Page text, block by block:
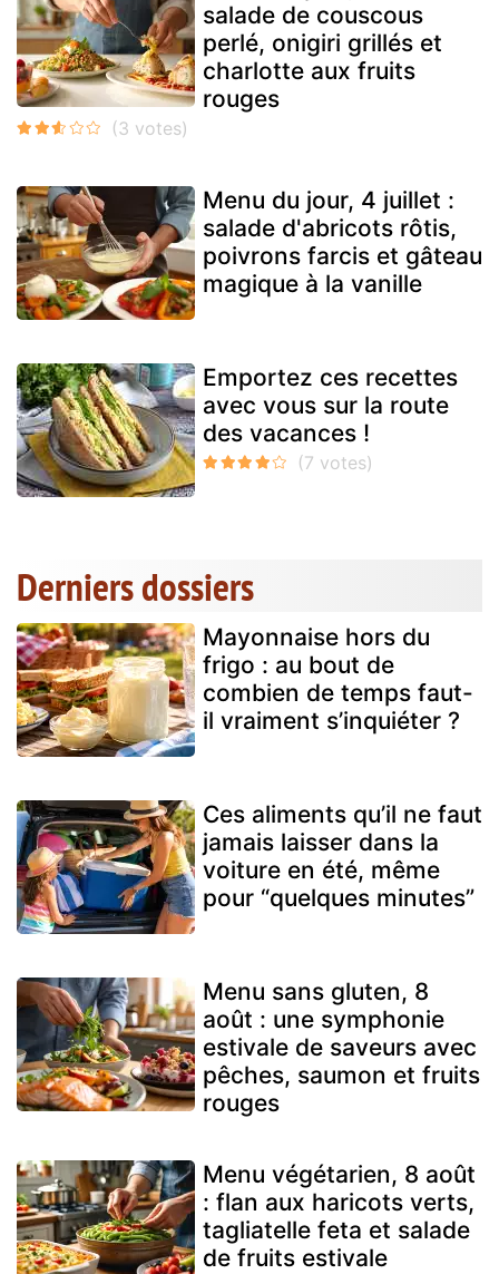
salade de couscous
perlé, onigiri grillés et
charlotte aux fruits
rouges
Menu du jour, 4 juillet :
salade d'abricots rôtis,
poivrons farcis et gâteau
magique à la vanille
Emportez ces recettes
avec vous sur la route
des vacances !
Derniers dossiers
Mayonnaise hors du
frigo : au bout de
combien de temps faut-
il vraiment s’inquiéter ?
Ces aliments qu’il ne faut
jamais laisser dans la
voiture en été, même
pour “quelques minutes”
Menu sans gluten, 8
août : une symphonie
estivale de saveurs avec
pêches, saumon et fruits
rouges
Menu végétarien, 8 août
: flan aux haricots verts,
tagliatelle feta et salade
de fruits estivale